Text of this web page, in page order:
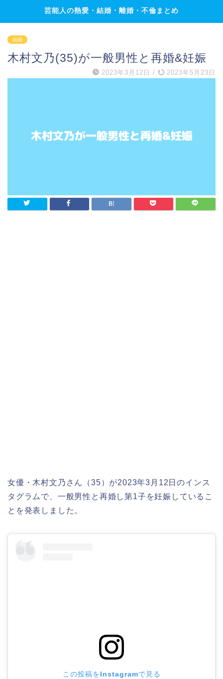
芸能人の熱愛・結婚・離婚・不倫まとめ
結婚
木村文乃(35)が一般男性と再婚&妊娠
2023年3月12日 / 2023年5月23日
女優・木村文乃さん（35）が2023年3月12日のインス
タグラムで、一般男性と再婚し第1子を妊娠しているこ
とを発表しました。
この投稿をInstagramで見る